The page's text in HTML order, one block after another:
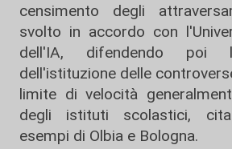
censimento degli
svolto in accordo con
dell'IA, difendendo poi
dell'istituzione delle
limite di velocità
degli istituti scolastici,
esempi di Olbia e Bologna.